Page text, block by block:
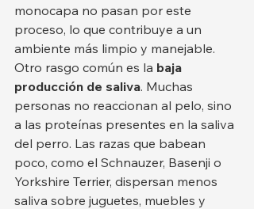
monocapa no pasan por este
proceso, lo que contribuye a un
ambiente más limpio y manejable.
Otro rasgo común es la baja
producción de saliva. Muchas
personas no reaccionan al pelo, sino
a las proteínas presentes en la saliva
del perro. Las razas que babean
poco, como el Schnauzer, Basenji o
Yorkshire Terrier, dispersan menos
saliva sobre juguetes, muebles y